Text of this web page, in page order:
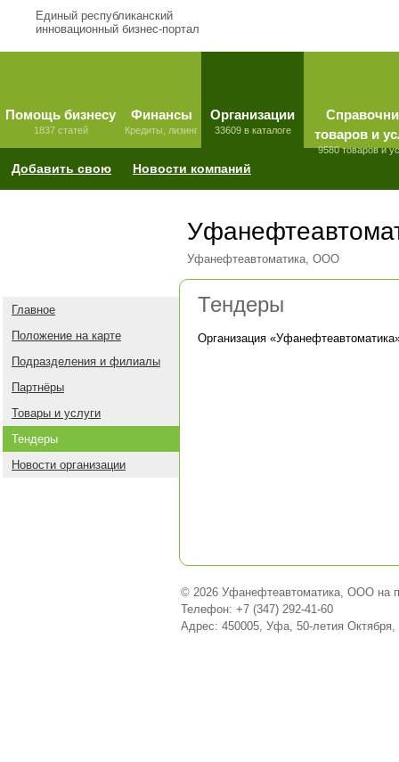
Единый республиканский
инновационный бизнес-портал
Помощь бизнесу
1837 статей
Финансы
Кредиты, лизинг
Организации
33609 в каталоге
товаров и
9580 товаров и
Добавить свою Новости компаний
Уфанефтеавтоматика, ООО
Главное
Положение на карте
Подразделения и филиалы
Партнёры
Товары и услуги
Тендеры
Новости организации
Тендеры
Организация «Уфанефтеавтоматика
© 2026 Уфанефтеавтоматика, ООО на
Телефон: +7 (347) 292-41-60
Адрес: 450005, Уфа, 50-летия Октября,